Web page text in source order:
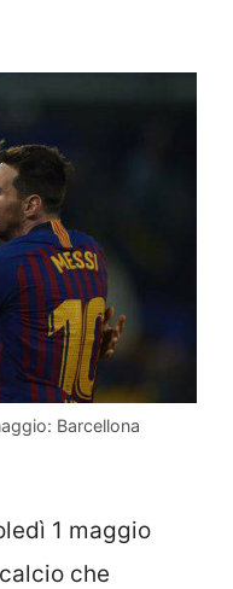
Barcellona
1 maggio
che